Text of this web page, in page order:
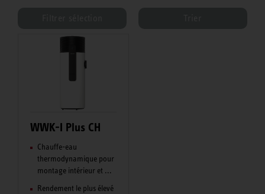
WWK-I Plus CH
Chauffe-eau
thermodynamique pour
montage intérieur et ...
Rendement le plus élevé